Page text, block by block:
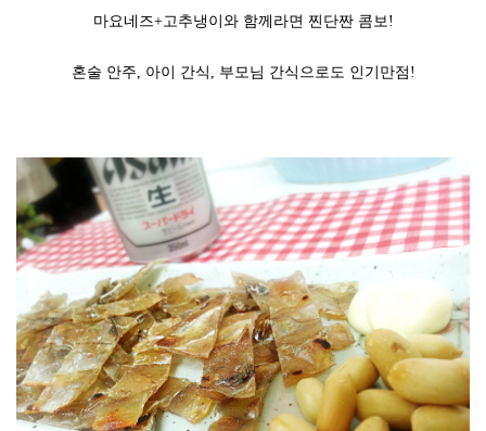
마요네즈+고추냉이와 함께라면 찐단짠 콤보!
혼술 안주, 아이 간식, 부모님 간식으로도 인기만점!